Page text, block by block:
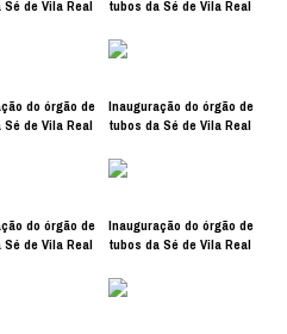
Sé de Vila Real
tubos da Sé de Vila Real
do órgão de
Sé de Vila Real
Inauguração do órgão de
tubos da Sé de Vila Real
do órgão de
Sé de Vila Real
Inauguração do órgão de
tubos da Sé de Vila Real